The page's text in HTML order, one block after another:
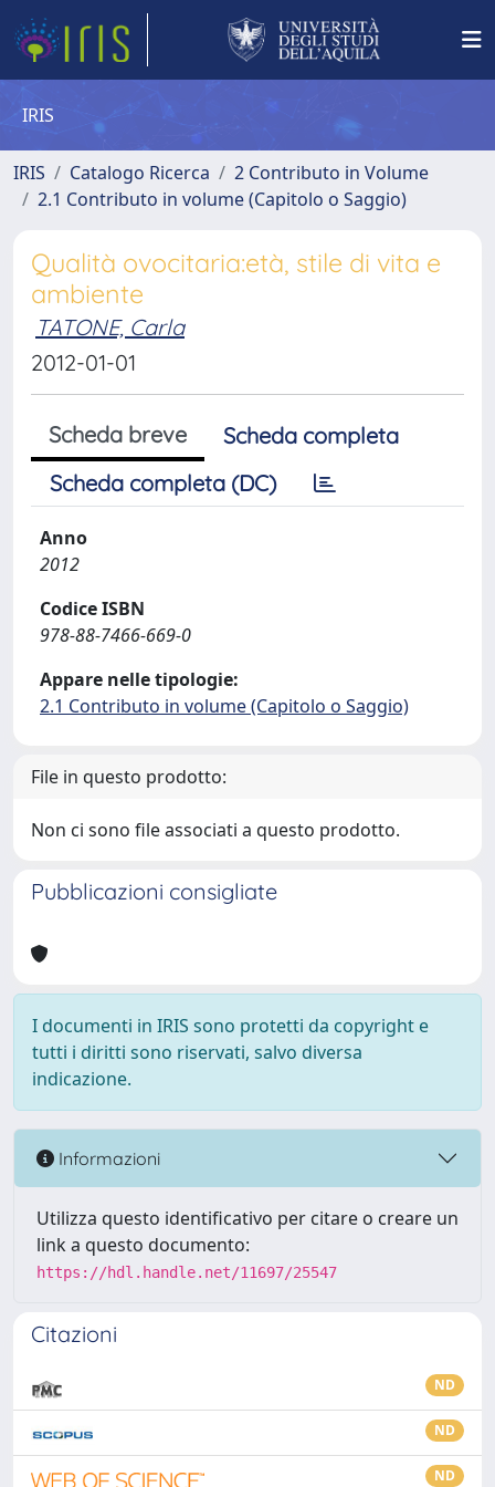
IRIS
IRIS Catalogo Ricerca
2 Contributo in Volume
2.1 Contributo in volume (Capitolo o Saggio)
Qualità ovocitaria:età, stile di vita e
ambiente
TATONE, Carla
2012-01-01
Scheda breve
Scheda completa
Scheda completa (DC)
Anno
2012
Codice ISBN
978-88-7466-669-0
Appare nelle tipologie:
2.1 Contributo in volume (Capitolo o Saggio)
File in questo prodotto:
Non ci sono file associati a questo prodotto.
Pubblicazioni consigliate
I documenti in IRIS sono protetti da copyright e
tutti i diritti sono riservati, salvo diversa
indicazione.
Informazioni
Utilizza questo identificativo per citare o creare un
link a questo documento:
https://hdl.handle.net/11697/25547
Citazioni
ND
ND
ND